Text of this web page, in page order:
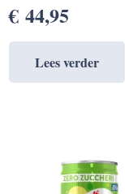
€ 44,95
Lees verder